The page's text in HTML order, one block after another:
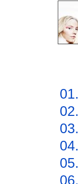
01.
02.
03.
04.
05.
06.